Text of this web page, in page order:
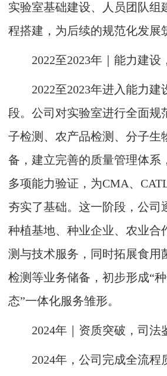
实验室基础建设、人员团队组
程搭建，为后续的规范化发展
2022至2023年｜能力建设
2022至2023年进入能力建
段。公司对实验室进行全面规
子检测、农产品检测、分子生
备，建立完善的质量管理体系
多项能力验证，为CMA、
夯实了基础。这一阶段，公司
种植基地、种业企业、农业合
测与技术服务，同时拓展食用
检测等业务储备，初步形成“
态”一体化服务雏形。
2024年｜资质突破，司法
2024年，公司完成全流程